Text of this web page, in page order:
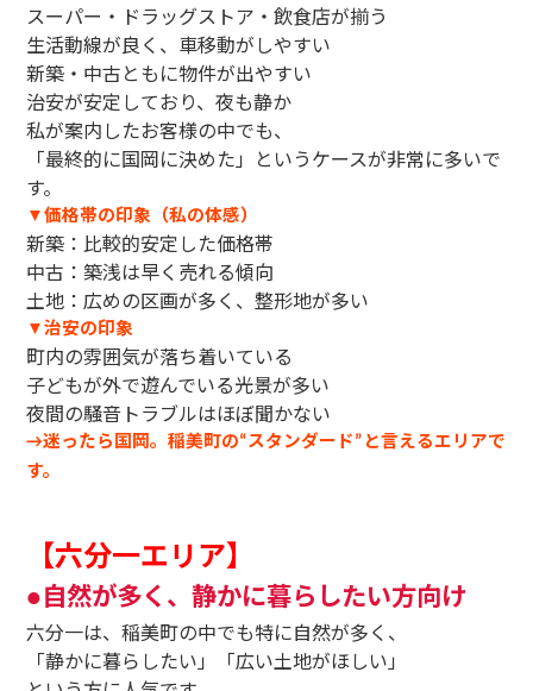
スーパー・ドラッグストア・飲食店が揃う
生活動線が良く、車移動がしやすい
新築・中古ともに物件が出やすい
治安が安定しており、夜も静か
私が案内したお客様の中でも、
「最終的に国岡に決めた」というケースが非常に多いで
す。
▼価格帯の印象（私の体感）
新築：比較的安定した価格帯
中古：築浅は早く売れる傾向
土地：広めの区画が多く、整形地が多い
▼治安の印象
町内の雰囲気が落ち着いている
子どもが外で遊んでいる光景が多い
夜間の騒音トラブルはほぼ聞かない
→迷ったら国岡。稲美町の“スタンダード ” と言えるエリアで
す。
【六分一エリア】
●自然が多く、静かに暮らしたい方向け
六分一は、稲美町の中でも特に自然が多く、
「静かに暮らしたい」「広い土地がほしい」